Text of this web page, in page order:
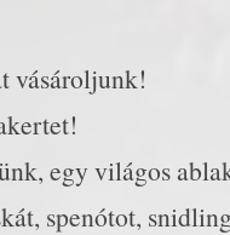
vásároljunk!
egy világos
spenótot,